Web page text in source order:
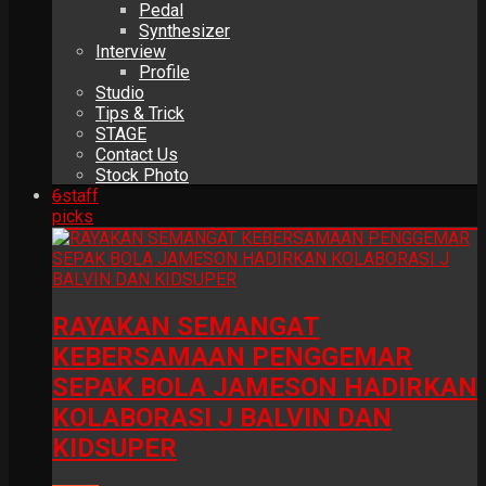
Pedal
Synthesizer
Interview
Profile
Studio
Tips & Trick
STAGE
Contact Us
Stock Photo
6staff
picks
RAYAKAN SEMANGAT
KEBERSAMAAN PENGGEMAR
SEPAK BOLA JAMESON HADIRKAN
KOLABORASI J BALVIN DAN
KIDSUPER